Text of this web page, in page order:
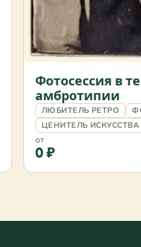
Фотосессия в
амбротипии
ЛЮБИТЕЛЬ РЕТРО
ЦЕНИТЕЛЬ ИСКУССТВА
от
0 ₽